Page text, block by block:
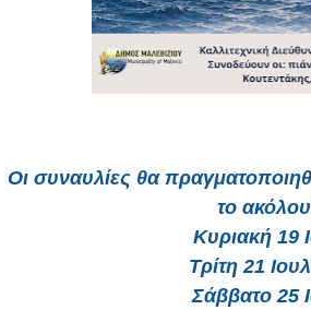
Οι συναυλίες θα
το
Κυριακή 19
Τρίτη 21
Σάββατο 25